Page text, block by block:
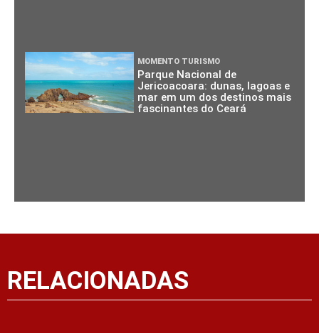
MOMENTO TURISMO
Parque Nacional de
Jericoacoara: dunas, lagoas e
mar em um dos destinos mais
fascinantes do Ceará
RELACIONADAS